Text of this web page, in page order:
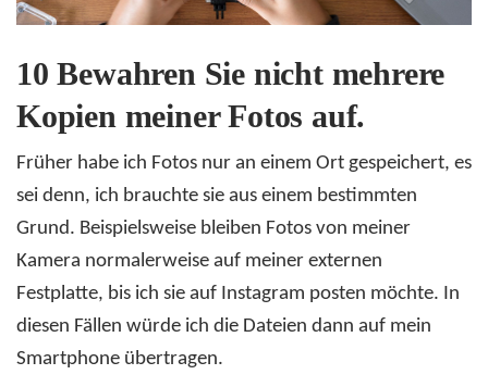
10Bewahren Sie nicht mehrere
Kopien meiner Fotos auf.
Früher habe ich Fotos nur an einem Ort gespeichert, es
sei denn, ich brauchte sie aus einem bestimmten
Grund. Beispielsweise bleiben Fotos von meiner
Kamera normalerweise auf meiner externen
Festplatte, bis ich sie auf Instagram posten möchte. In
diesen Fällen würde ich die Dateien dann auf mein
Smartphone übertragen.